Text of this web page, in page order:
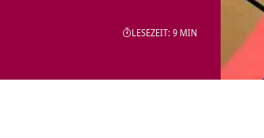
LESEZEIT: 9 MIN